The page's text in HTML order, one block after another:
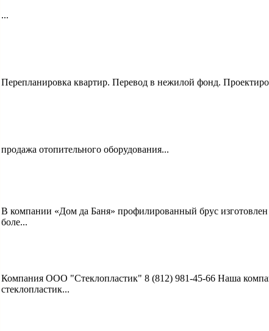
...
Перепланировка квартир. Перевод в нежилой фонд.
продажа отопительного оборудования...
В компании «Дом да Баня» профилированный брус
боле...
Компания ООО "Стеклопластик" 8 (812) 981-45-66 Наша
стеклопластик...